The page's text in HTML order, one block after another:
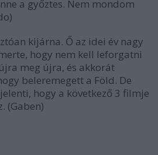
a győztes. Nem mondom
kijárna. Ő az idei év nagy
hogy nem kell leforgatni
meg újra, és akkorát
beleremegett a Föld. De
hogy a következő 3 filmje
(Gaben)